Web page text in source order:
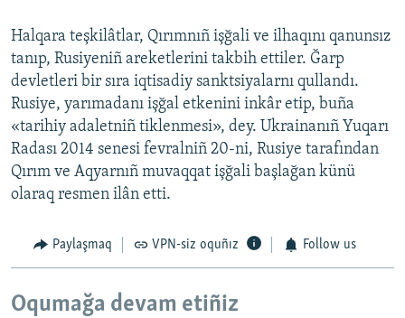
Halqara teşkilâtlar, Qırımnıñ işğali ve ilhaqını qanunsız
tanıp, Rusiyeniñ areketlerini takbih ettiler. Ğarp
devletleri bir sıra iqtisadiy sanktsiyalarnı qullandı.
Rusiye, yarımadanı işğal etkenini inkâr etip, buña
«tarihiy adaletniñ tiklenmesi», dey. Ukrainanıñ Yuqarı
Radası 2014 senesi fevralniñ 20-ni, Rusiye tarafından
Qırım ve Aqyarnıñ muvaqqat işğali başlağan künü
olaraq resmen ilân etti.
Paylaşmaq VPN-siz oquñız Follow us
Oqumağa devam etiñiz